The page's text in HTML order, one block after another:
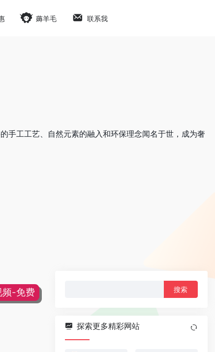
薅羊毛 联系我
手工工艺、自然元素的融入和环保理念闻名于世，成为奢
频-免费
探索更多精彩网站